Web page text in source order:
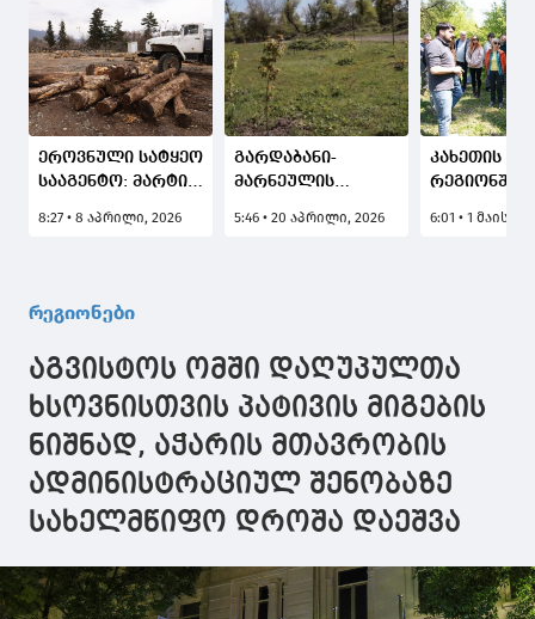
ეროვნული სატყეო
სააგენტო: მარტის
სამართალდარღვევის
აქედან 105 ფაქტი
ხე-ტყის უკანონო
ტრანსპორტირებაა
8:27 • 8 აპრილი, 2026
გარდაბანი-
მარნეულის
ჭალის ტყის
5:46 • 20 აპრილი, 2026
კახეთის
რეგიონში,
6:01 • 1 მაისი,
რეგიონები
აგვისტოს ომში დაღუპულთა
ხსოვნისთვის პატივის მიგების
ნიშნად, აჭარის მთავრობის
ადმინისტრაციულ შენობაზე
სახელმწიფო დროშა დაეშვა